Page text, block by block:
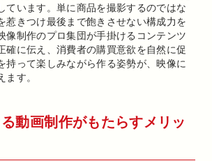
ています。単に商品を撮影するのではな
惹きつけ最後まで飽きさせない構成力を
像制作のプロ集団が手掛けるコンテンツ
確に伝え、消費者の購買意欲を自然に促
持って楽しみながら作る姿勢が、映像に
す。
動画制作がもたらすメリッ